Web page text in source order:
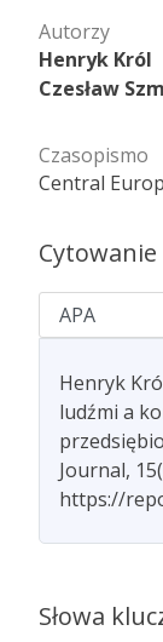
Autorzy
Henryk Król
Czesław
Czasopismo
Central
Cytowanie
Henryk
ludźmi a
Journal,
https://
Słowa